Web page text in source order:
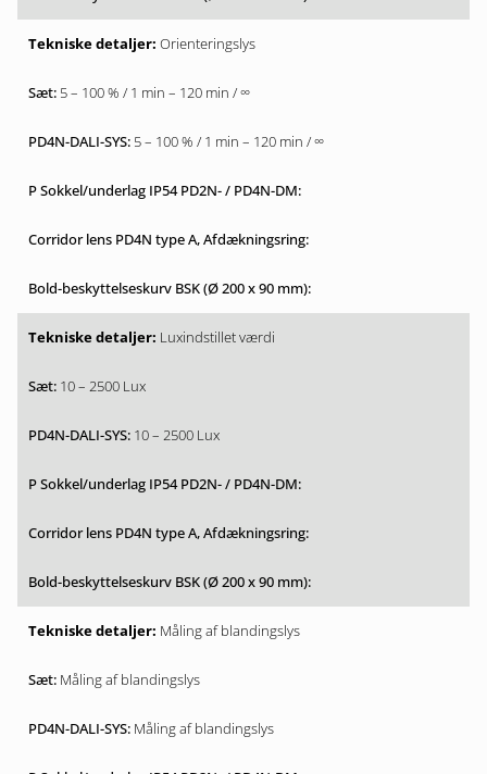
Orienteringslys
5 – 100 % / 1 min – 120 min / ∞
5 – 100 % / 1 min – 120 min / ∞
Luxindstillet værdi
10 – 2500 Lux
10 – 2500 Lux
Måling af blandingslys
Måling af blandingslys
Måling af blandingslys